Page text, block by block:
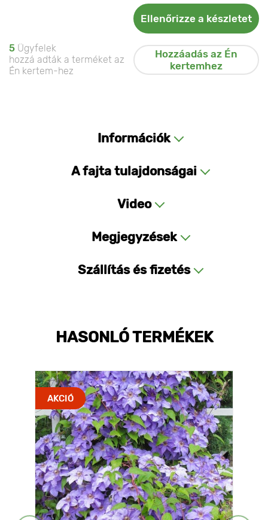
Ellenőrizze a készletet
5 Ügyfelek
hozzá adták a terméket az
Én kertem-hez
Hozzáadás az Én
kertemhez
Információk
A fajta tulajdonságai
Video
Megjegyzések
Szállítás és fizetés
HASONLÓ TERMÉKEK
AKCIÓ